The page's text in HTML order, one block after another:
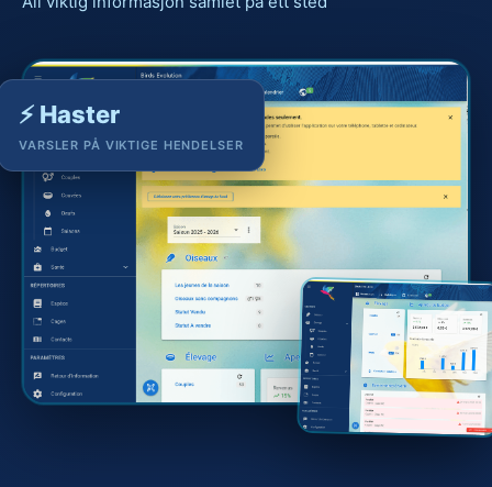
⚡ Haster
VARSLER PÅ VIKTIGE HENDELSER